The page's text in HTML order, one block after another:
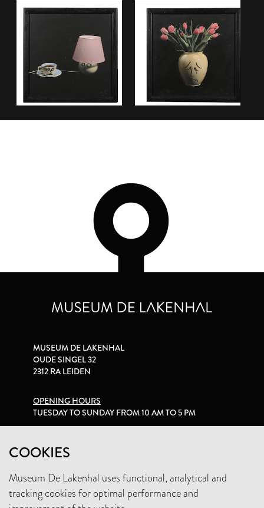
COOKIES
Museum De Lakenhal uses functional, analytical and
tracking cookies for optimal performance and
MUSEUM DE LAKENHAL
OUDE SINGEL 32
2312 RA LEIDEN
OPENING HOURS
TUESDAY TO SUNDAY FROM 10 AM TO 5 PM
+31 (0)71 5165360
INFO@LAKENHAL.NL